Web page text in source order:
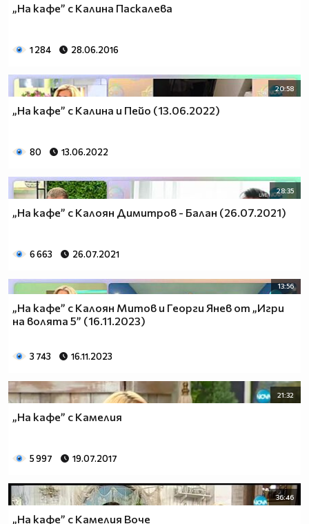
„На кафе” с Калина Паскалева
1 284 28.06.2016
20:58
„На кафе” с Калина и Пейо (13.06.2022)
80 13.06.2022
28:35
„На кафе” с Калоян Димитров - Балан (26.07.2021)
6 663 26.07.2021
13:56
„На кафе” с Калоян Митов и Георги Янев от „Игри
на волята 5” (16.11.2023)
3 743 16.11.2023
21:32
„На кафе” с Камелия
5 997 19.07.2017
36:46
„На кафе” с Камелия Воче